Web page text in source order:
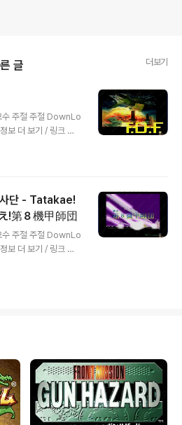
글 더보기
수 주절 주절 DownLo
보 더 보기 / 링크 관
단 - Tatakae!
!第８機甲師団
수 주절 주절 DownLo
보 더 보기 / 링크 관